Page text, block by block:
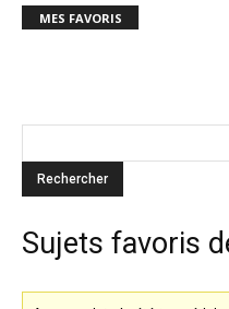
MES FAVORIS
Sujets favoris